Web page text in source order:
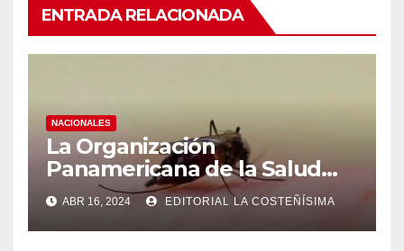
ENTRADA RELACIONADA
NACIONALES
La Organización
Panamericana de la Salud
(OPS), recomienda reforzar
medidas ante el aumento de
casos de dengue
ABR 16, 2024 EDITORIAL LA COSTEÑÍSIMA